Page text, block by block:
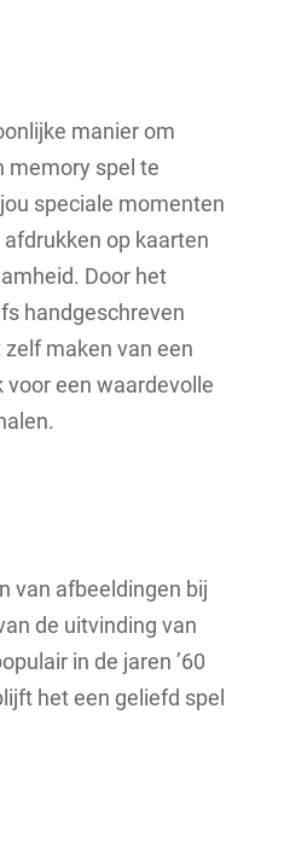
manier om
memory spel te
speciale momenten
op kaarten
Door het
handgeschreven
maken van een
een waardevolle
van afbeeldingen bij
de uitvinding van
in de jaren ’60
het een geliefd spel